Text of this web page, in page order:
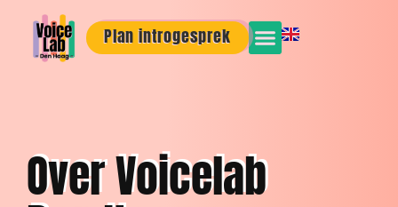
Plan introgesprek
Over Voicelab